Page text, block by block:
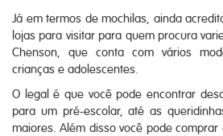
Já em termos de mochilas, ainda
lojas para visitar para quem procura
Chenson, que conta com vários
crianças e adolescentes.
O legal é que você pode encontrar
para um pré-escolar, até as
maiores. Além disso você pode